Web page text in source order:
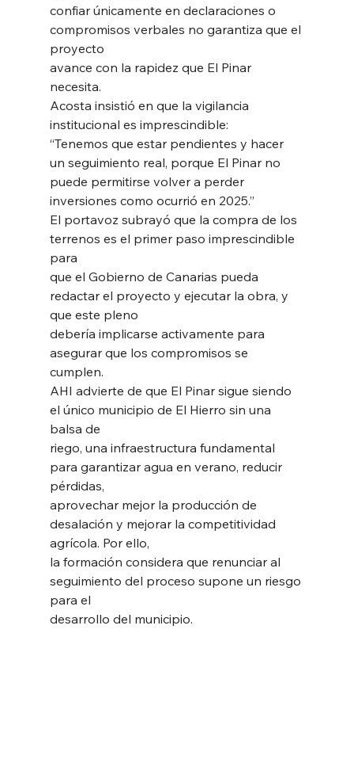
confiar únicamente en declaraciones o
compromisos verbales no garantiza que el
proyecto
avance con la rapidez que El Pinar
necesita.
Acosta insistió en que la vigilancia
institucional es imprescindible:
“Tenemos que estar pendientes y hacer
un seguimiento real, porque El Pinar no
puede permitirse volver a perder
inversiones como ocurrió en 2025.”
El portavoz subrayó que la compra de los
terrenos es el primer paso imprescindible
para
que el Gobierno de Canarias pueda
redactar el proyecto y ejecutar la obra, y
que este pleno
debería implicarse activamente para
asegurar que los compromisos se
cumplen.
AHI advierte de que El Pinar sigue siendo
el único municipio de El Hierro sin una
balsa de
riego, una infraestructura fundamental
para garantizar agua en verano, reducir
pérdidas,
aprovechar mejor la producción de
desalación y mejorar la competitividad
agrícola. Por ello,
la formación considera que renunciar al
seguimiento del proceso supone un riesgo
para el
desarrollo del municipio.